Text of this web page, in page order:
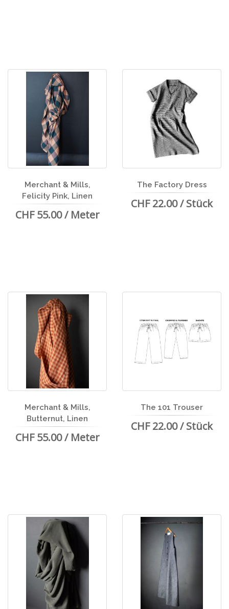
Merchant & Mills,
Felicity Pink, Linen
CHF 55.00 / Meter
The Factory Dress
CHF 22.00 / Stück
Merchant & Mills,
Butternut, Linen
CHF 55.00 / Meter
The 101 Trouser
CHF 22.00 / Stück